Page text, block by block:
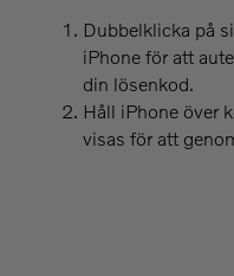
Dubbelklicka på
iPhone för att
din lösenkod.
Håll iPhone över
visas för att